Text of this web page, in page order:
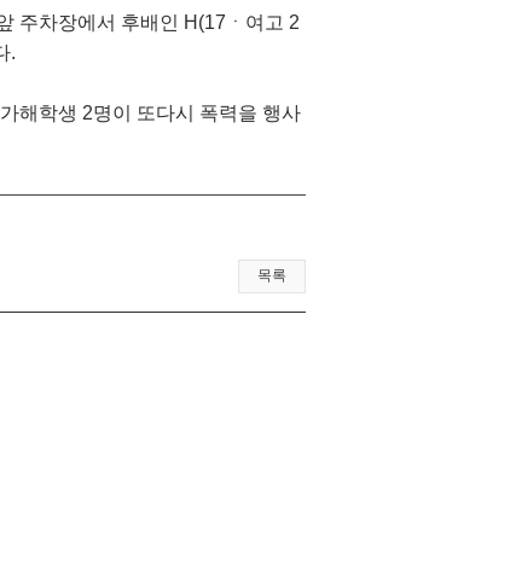
주차장에서 후배인 H(17ㆍ여고 2
.
해학생 2명이 또다시 폭력을 행사
목록